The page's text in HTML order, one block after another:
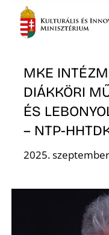
MKE
DIÁKKÖRI
ÉS
– NTP-
2025.